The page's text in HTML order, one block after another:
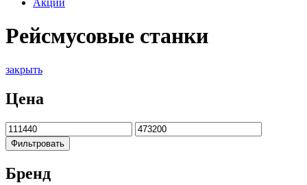
Акции
Рейсмусовые станки
закрыть
Цена
Фильтровать
Бренд